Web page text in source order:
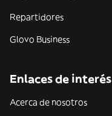
Repartidores
Glovo Business
Enlaces de interés
Acerca de nosotros